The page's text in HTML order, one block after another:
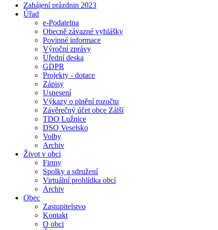
Zahájení prázdnin 2023
Úřad
e-Podatelna
Obecně závazné vyhlášky
Povinné informace
Výroční zprávy
Úřední deska
GDPR
Projekty - dotace
Zápisy
Usnesení
Výkazy o plnění rozočtu
Závěrečný účet obce Zálší
TDO Lužnice
DSO Veselsko
Volby
Archiv
Život v obci
Firmy
Spolky a sdružení
Virtuální prohlídka obcí
Archiv
Obec
Zastupitelstvo
Kontakt
O obci